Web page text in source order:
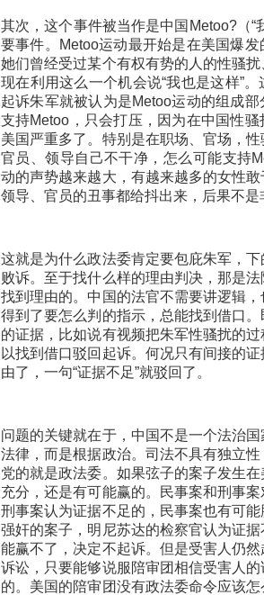
其次，这个事件被当作是中国Metoo?（“
要事件。Metoo运动最开始是在美国爆
她们曾经受过某个有权有势的人的性骚
现在利用这么一个机会说“我也是这样”
起诉朱军就被认为是Metoo运动的组成
支持Metoo，只会打压，因为在中国性
美国严重多了。特别是在职场、官场，
官员、领导自己不干净，怎么可能支持
动的声势越来越大，有越来越多的女性
领导、官员的丑事都给抖出来，后果不
这就是为什么政法委肯定要包庇朱军，
败诉。至于找什么样的理由判决，那是
找到理由的。中国的法官不需要讲逻辑
得到了要怎么判的指示，总能找到借口
的证据，比如说有视频把朱军性骚扰的
以找到借口驳回起诉。何况只有间接的
由了，一句“证据不足”就驳回了。
问题的关键就在于，中国不是一个法治
法律，而是根据政治。司法不具有独立
党的就是政法委。如果弦子的案子发生
充分，还是有可能赢的。民事案和刑事
刑事案认为证据不足的，民事案也有可
强奸的案子，明尼苏达的检察官认为证
能赢不了，决定不起诉。但是受害人仍
诉讼，只要能够说服陪审团相信受害人
的。美国的陪审团没有政法委命令应该